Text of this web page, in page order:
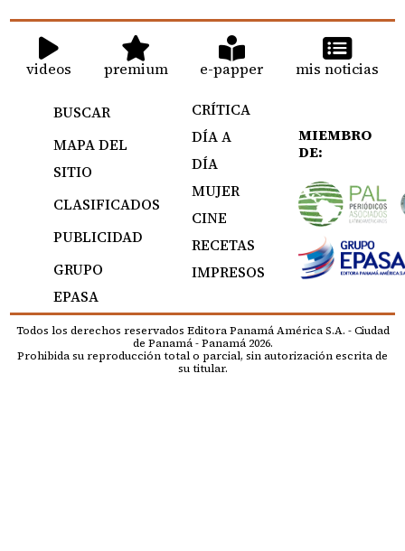
videos premium e-papper mis noticias
BUSCAR
MAPA DEL
SITIO
CLASIFICADOS
PUBLICIDAD
GRUPO
EPASA
CRÍTICA
DÍA A
DÍA
MUJER
CINE
RECETAS
IMPRESOS
MIEMBRO
DE:
Todos los derechos reservados Editora Panamá América S.A. - Ciudad
de Panamá - Panamá 2026.
Prohibida su reproducción total o parcial, sin autorización escrita de
su titular.